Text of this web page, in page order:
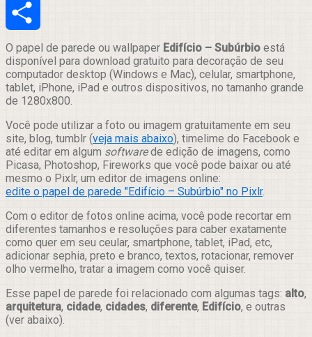
Email
Compartilhar
O papel de parede ou wallpaper Edifício – Subúrbio está
disponível para download gratuito para decoração de seu
computador desktop (Windows e Mac), celular, smartphone,
tablet, iPhone, iPad e outros dispositivos, no tamanho grande
de 1280x800.
Você pode utilizar a foto ou imagem gratuitamente em seu
site, blog, tumblr (veja mais abaixo), timelime do Facebook e
até editar em algum softwarede edição de imagens, como
Picasa, Photoshop, Fireworks que você pode baixar ou até
mesmo o Pixlr, um editor de imagens online:
edite o papel de parede "Edifício – Subúrbio" no Pixlr.
Com o editor de fotos online acima, você pode recortar em
diferentes tamanhos e resoluções para caber exatamente
como quer em seu ceular, smartphone, tablet, iPad, etc,
adicionar sephia, preto e branco, textos, rotacionar, remover
olho vermelho, tratar a imagem como você quiser.
Esse papel de parede foi relacionado com algumas tags: alto,
arquitetura, cidade, cidades, diferente, Edifício, e outras
(ver abaixo).